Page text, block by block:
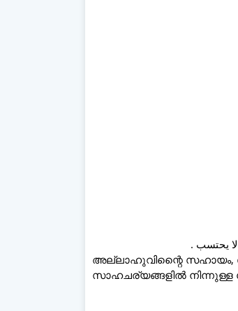
അല്ലാഹുവിന്റെെ സഹായം,
സാഹചര്യങ്ങളിൽ നിന്നുള്ള